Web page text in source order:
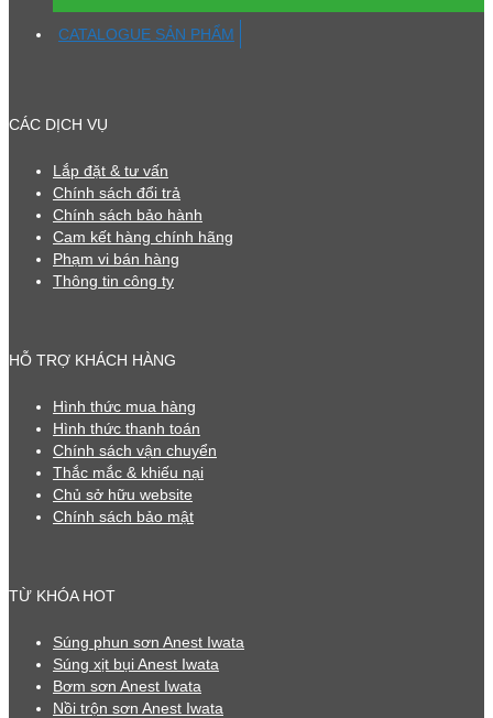
CATALOGUE SẢN PHẨM
CÁC DỊCH VỤ
Lắp đặt & tư vấn
Chính sách đổi trả
Chính sách bảo hành
Cam kết hàng chính hãng
Phạm vi bán hàng
Thông tin công ty
HỖ TRỢ KHÁCH HÀNG
Hình thức mua hàng
Hình thức thanh toán
Chính sách vận chuyển
Thắc mắc & khiếu nại
Chủ sở hữu website
Chính sách bảo mật
TỪ KHÓA HOT
Súng phun sơn Anest Iwata
Súng xịt bụi Anest Iwata
Bơm sơn Anest Iwata
Nồi trộn sơn Anest Iwata